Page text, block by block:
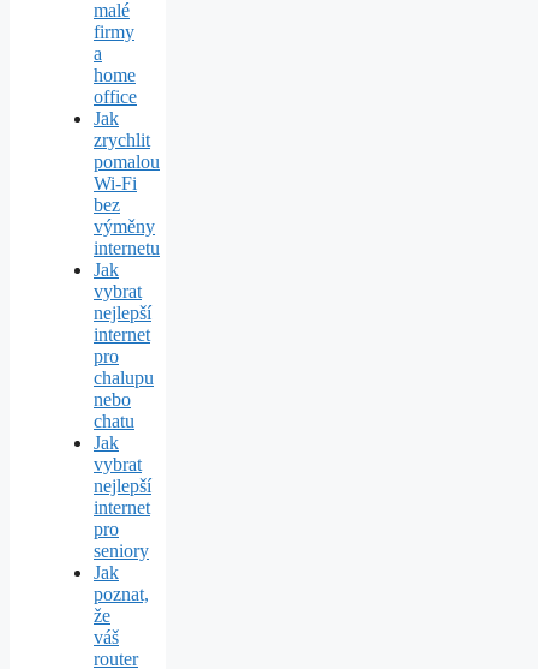
malé
firmy
a
home
office
Jak
zrychlit
pomalou
Wi‑Fi
bez
výměny
internetu
Jak
vybrat
nejlepší
internet
pro
chalupu
nebo
chatu
Jak
vybrat
nejlepší
internet
pro
seniory
Jak
poznat,
že
váš
router